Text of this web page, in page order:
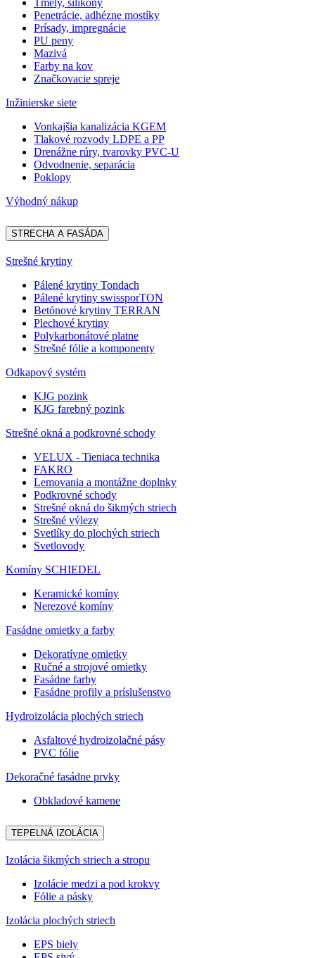
Penetrácie, adhézne mostíky
Prísady, impregnácie
PU peny
Mazivá
Farby na kov
Značkovacie spreje
Inžinierske siete
Vonkajšia kanalizácia KGEM
Tlakové rozvody LDPE a PP
Drenážne rúry, tvarovky PVC-U
Odvodnenie, separácia
Poklopy
Výhodný nákup
STRECHA A FASÁDA
Strešné krytiny
Pálené krytiny Tondach
Pálené krytiny swissporTON
Betónové krytiny TERRAN
Plechové krytiny
Polykarbonátové platne
Strešné fólie a komponenty
Odkapový systém
KJG pozink
KJG farebný pozink
Strešné okná a podkrovné schody
VELUX - Tieniaca technika
FAKRO
Lemovania a montážne doplnky
Podkrovné schody
Strešné okná do šikmých striech
Strešné výlezy
Svetlíky do plochých striech
Svetlovody
Komíny SCHIEDEL
Keramické komíny
Nerezové komíny
Fasádne omietky a farby
Dekoratívne omietky
Ručné a strojové omietky
Fasádne farby
Fasádne profily a príslušenstvo
Hydroizolácia plochých striech
Asfaltové hydroizolačné pásy
PVC fólie
Dekoračné fasádne prvky
Obkladové kamene
TEPELNÁ IZOLÁCIA
Izolácia šikmých striech a stropu
Izolácie medzi a pod krokvy
Fólie a pásky
Izolácia plochých striech
EPS biely